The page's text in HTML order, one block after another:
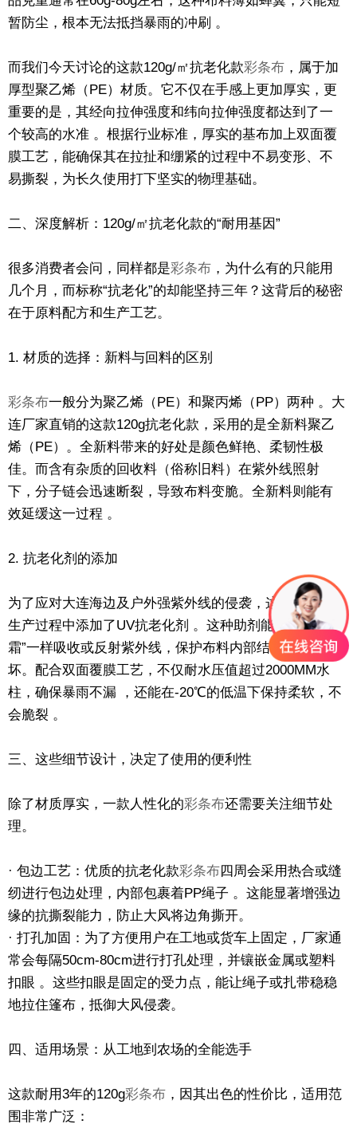
暂防尘，根本无法抵挡暴雨的冲刷 。
而我们今天讨论的这款120g/㎡抗老化款彩条布 ，属于加
厚型聚乙烯（PE）材质。它不仅在手感上更加厚实，更
重要的是，其经向拉伸强度和纬向拉伸强度都达到了一
个较高的水准 。根据行业标准，厚实的基布加上双面覆
膜工艺，能确保其在拉扯和绷紧的过程中不易变形、不
易撕裂，为长久使用打下坚实的物理基础。
二、深度解析：120g/㎡抗老化款的“耐用基因”
很多消费者会问，同样都是彩条布 ，为什么有的只能用
几个月，而标称“抗老化”的却能坚持三年？这背后的秘密
在于原料配方和生产工艺。
1. 材质的选择：新料与回料的区别
彩条布一般分为聚乙烯（PE）和聚丙烯（PP）两种 。大
连厂家直销的这款120g抗老化款，采用的是全新料聚乙
烯（PE）。全新料带来的好处是颜色鲜艳、柔韧性极
佳。而含有杂质的回收料（俗称旧料）在紫外线照射
下，分子链会迅速断裂，导致布料变脆。全新料则能有
效延缓这一过程 。
2. 抗老化剂的添加
为了应对大连海边及户外强紫外线的侵袭，这款产品在
生产过程中添加了UV抗老化剂 。这种助剂能像“防晒
霜”一样吸收或反射紫外线，保护布料内部结构不受破
坏。配合双面覆膜工艺，不仅耐水压值超过2000MM水
柱，确保暴雨不漏 ，还能在-20℃的低温下保持柔软，不
会脆裂 。
三、这些细节设计，决定了使用的便利性
除了材质厚实，一款人性化的彩条布还需要关注细节处
理。
· 包边工艺：优质的抗老化款彩条布四周会采用热合或缝
纫进行包边处理，内部包裹着PP绳子 。这能显著增强边
缘的抗撕裂能力，防止大风将边角撕开。
· 打孔加固：为了方便用户在工地或货车上固定，厂家通
常会每隔50cm-80cm进行打孔处理，并镶嵌金属或塑料
扣眼 。这些扣眼是固定的受力点，能让绳子或扎带稳稳
地拉住篷布，抵御大风侵袭。
四、适用场景：从工地到农场的全能选手
这款耐用3年的120g彩条布 ，因其出色的性价比，适用范
围非常广泛：